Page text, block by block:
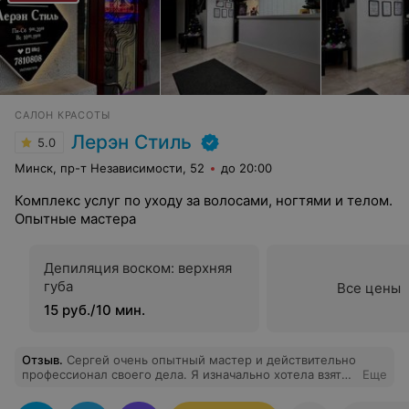
САЛОН КРАСОТЫ
5.0 Лерэн Стиль
Минск, пр-т Независимости, 52 до 20:00
Комплекс услуг по уходу за волосами, ногтями и телом.
Опытные мастера
Депиляция воском: верхняя
губа
15 руб./10 мин.
Все цены
Отзыв. Сергей очень опытный мастер и действительно
профессионал своего дела. Я изначально хотела взять
что ещё и спину нужно, так как сидячая работа,
Еще